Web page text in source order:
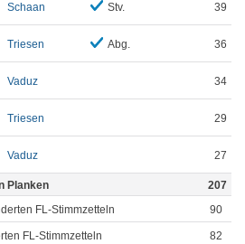
Schaan Stv. 39
Triesen Abg. 36
Vaduz 34
Triesen 29
Vaduz 27
Planken
207
FL-Stimmzetteln
90
FL-Stimmzetteln 82